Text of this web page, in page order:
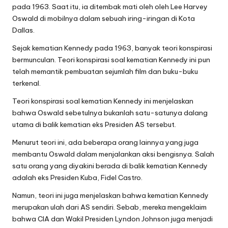
pada 1963. Saat itu, ia ditembak mati oleh oleh Lee Harvey
Oswald di mobilnya dalam sebuah iring-iringan di Kota
Dallas.
Sejak kematian Kennedy pada 1963, banyak teori konspirasi
bermunculan. Teori konspirasi soal kematian Kennedy ini pun
telah memantik pembuatan sejumlah film dan buku-buku
terkenal.
Teori konspirasi soal kematian Kennedy ini menjelaskan
bahwa Oswald sebetulnya bukanlah satu-satunya dalang
utama di balik kematian eks Presiden AS tersebut.
Menurut teori ini, ada beberapa orang lainnya yang juga
membantu Oswald dalam menjalankan aksi bengisnya. Salah
satu orang yang diyakini berada di balik kematian Kennedy
adalah eks Presiden Kuba, Fidel Castro.
Namun, teori ini juga menjelaskan bahwa kematian Kennedy
merupakan ulah dari AS sendiri. Sebab, mereka mengeklaim
bahwa CIA dan Wakil Presiden Lyndon Johnson juga menjadi